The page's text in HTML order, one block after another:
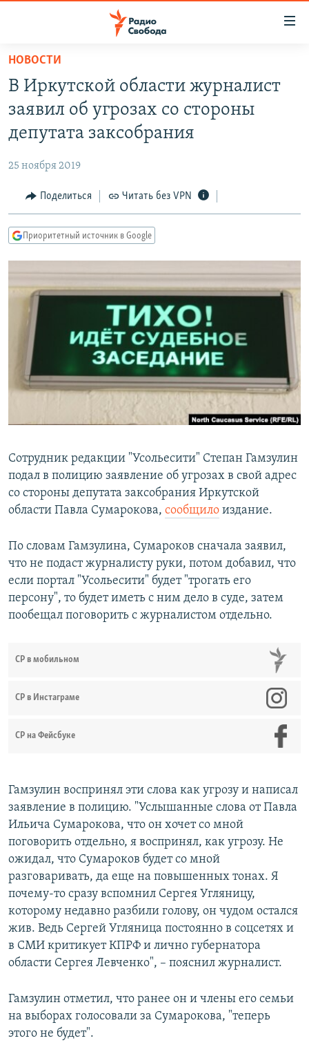
упрощенного
доступа
основному
Вернутся
Вернутся
поиску
ПОДКАСТЫ
АВТОРСКИЕ ПРОЕКТЫ
МНЕНИЯ
КУЛЬТУРА
КАВКАЗ.РЕАЛИИ
СЕВЕР.РЕАЛИИ
СИБИРЬ.РЕАЛИИ
РАСПИСАНИЕ ВЕЩАНИЯ
ПОДПИШИТЕСЬ НА РАССЫЛКУ
СОЦИАЛЬНЫЕ СЕТИ
Все сайты РСЕ/РС
НОВОСТИ
В Иркутской области журналист
заявил об угрозах со стороны
депутата заксобрания
25 ноября 2019
Поделиться Читать без VPN
Приоритетный источник в Google
Сотрудник редакции "Усольесити" Степан Гамзулин
подал в полицию заявление об угрозах в свой адрес
со стороны депутата заксобрания Иркутской
области Павла Сумарокова, сообщило издание.
По словам Гамзулина, Сумароков сначала заявил,
что не подаст журналисту руки, потом добавил, что
если портал "Усольесити" будет "трогать его
персону", то будет иметь с ним дело в суде, затем
пообещал поговорить с журналистом отдельно.
СР в мобильном
СР в Инстаграме
СР на Фейсбуке
Гамзулин воспринял эти слова как угрозу и написал
заявление в полицию. "Услышанные слова от Павла
Ильича Сумарокова, что он хочет со мной
поговорить отдельно, я воспринял, как угрозу. Не
ожидал, что Сумароков будет со мной
разговаривать, да еще на повышенных тонах. Я
почему-то сразу вспомнил Сергея Угляницу,
которому недавно разбили голову, он чудом остался
жив. Ведь Сергей Угляница постоянно в соцсетях и
в СМИ критикует КПРФ и лично губернатора
области Сергея Левченко", – пояснил журналист.
Гамзулин отметил, что ранее он и члены его семьи
на выборах голосовали за Сумарокова, "теперь
этого не будет".